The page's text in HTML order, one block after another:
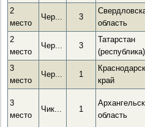
2
место
Чер... 3
область
2
место
Чер... 3
Татарстан
(республика)
3
место
Чер... 1
край
3
место
Чик... 1
область